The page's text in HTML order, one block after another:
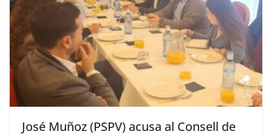
José Muñoz (PSPV) acusa al Consell de